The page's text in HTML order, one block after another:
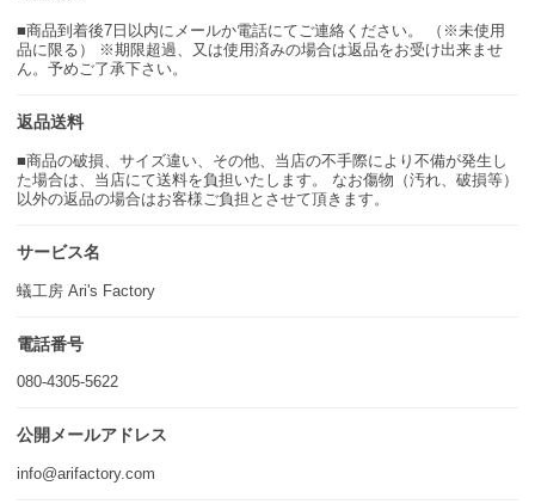
■商品到着後7日以内にメールか電話にてご連絡ください。 （※未使用
品に限る） ※期限超過、又は使用済みの場合は返品をお受け出来ませ
ん。予めご了承下さい。
返品送料
■商品の破損、サイズ違い、その他、当店の不手際により不備が発生し
た場合は、当店にて送料を負担いたします。 なお傷物（汚れ、破損等）
以外の返品の場合はお客様ご負担とさせて頂きます。
サービス名
蟻工房 Ari's Factory
電話番号
080-4305-5622
公開メールアドレス
info@arifactory.com